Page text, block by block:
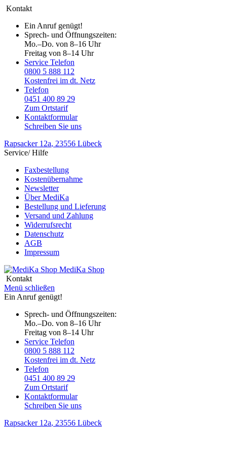
Kontakt
Ein Anruf genügt!
Sprech- und Öffnungszeiten:
Mo.–Do. von 8–16 Uhr
Freitag von 8–14 Uhr
Service Telefon
0800 5 888 112
Kostenfrei im dt. Netz
Telefon
0451 400 89 29
Zum Ortstarif
Kontaktformular
Schreiben Sie uns
Rapsacker 12a, 23556 Lübeck
Service/ Hilfe
Faxbestellung
Kostenübernahme
Newsletter
Über MediKa
Bestellung und Lieferung
Versand und Zahlung
Widerrufsrecht
Datenschutz
AGB
Impressum
MediKa Shop
Kontakt
Menü schließen
Ein Anruf genügt!
Sprech- und Öffnungszeiten:
Mo.–Do. von 8–16 Uhr
Freitag von 8–14 Uhr
Service Telefon
0800 5 888 112
Kostenfrei im dt. Netz
Telefon
0451 400 89 29
Zum Ortstarif
Kontaktformular
Schreiben Sie uns
Rapsacker 12a, 23556 Lübeck